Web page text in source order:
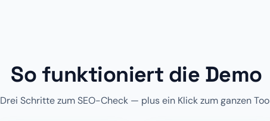
So funktioniert die Demo
Drei Schritte zum SEO-Check — plus ein Klick zum ganzen